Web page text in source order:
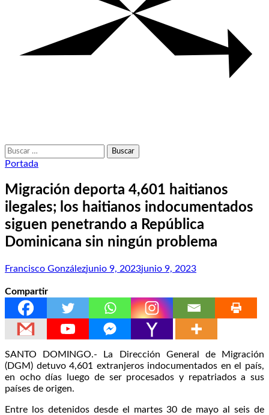
Buscar:
Portada
Migración deporta 4,601 haitianos
ilegales; los haitianos indocumentados
siguen penetrando a República
Dominicana sin ningún problema
Francisco Gonzálezjunio 9, 2023junio 9, 2023
Compartir
SANTO DOMINGO.- La Dirección General de Migración
(DGM) detuvo 4,601 extranjeros indocumentados en el país,
en ocho días luego de ser procesados y repatriados a sus
países de origen.
Entre los detenidos desde el martes 30 de mayo al seis de